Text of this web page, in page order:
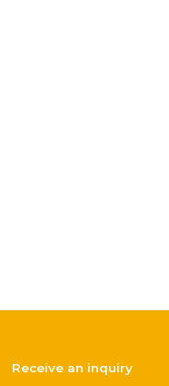
Receive an inquiry